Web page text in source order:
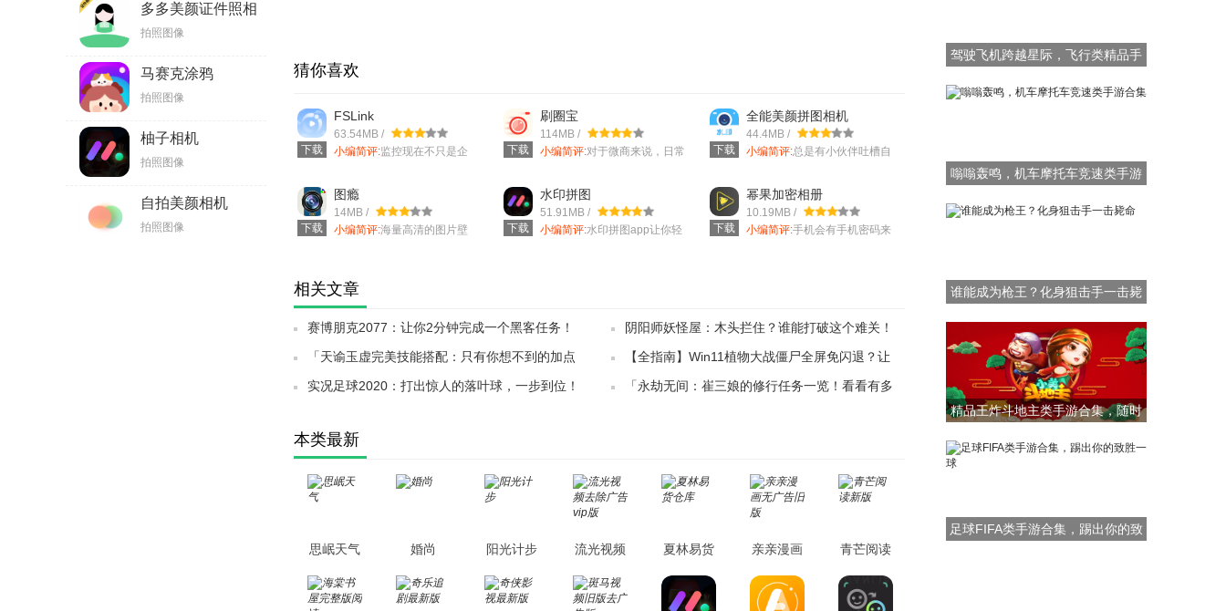
多多美颜证件照相
机
拍照图像
马赛克涂鸦
拍照图像
柚子相机
拍照图像
自拍美颜相机
拍照图像
猜你喜欢
下载
FSLink
63.54MB /
小编简评:监控现在不只是企
下载
刷圈宝
114MB /
小编简评:对于微商来说，日常
下载
全能美颜拼图相机
44.4MB /
小编简评:总是有小伙伴吐槽自
下载
图瘾
14MB /
小编简评:海量高清的图片壁
下载
水印拼图
51.91MB /
小编简评:水印拼图app让你轻
下载
幂果加密相册
10.19MB /
小编简评:手机会有手机密码来
相关文章
赛博朋克2077：让你2分钟完成一个黑客任务！
你敢尝试吗？
阴阳师妖怪屋：木头拦住？谁能打破这个难关！
「天谕玉虚完美技能搭配：只有你想不到的加点
推荐！」
【全指南】Win11植物大战僵尸全屏免闪退？让
你攻略植物大战僵尸！
实况足球2020：打出惊人的落叶球，一步到位！ 「永劫无间：崔三娘的修行任务一览！看看有多
本类最新
思岷天气 婚尚 阳光计步
流光视频
去除广告
vip版
夏林易货
仓库
亲亲漫画
无广告旧
版
青芒阅读
新版
驾驶飞机跨越星际，飞行类精品手
嗡嗡轰鸣，机车摩托车竞速类手游
谁能成为枪王？化身狙击手一击毙
精品王炸斗地主类手游合集，随时
足球FIFA类手游合集，踢出你的致